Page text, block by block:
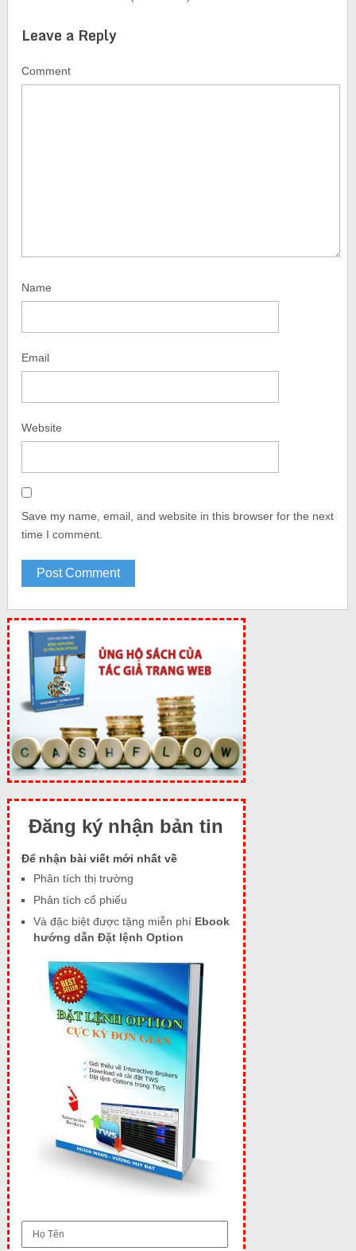
Leave a Reply
Comment
Name
Email
Website
Save my name, email, and website in this browser for the next
time I comment.
Đăng ký nhận bản tin
Để nhận bài viết mới nhất về
Phân tích thị trường
Phân tích cổ phiếu
Và đặc biệt được tặng miễn phí Ebook
hướng dẫn Đặt lệnh Option